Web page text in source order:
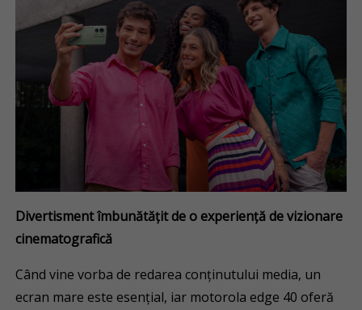
Divertisment îmbunătățit de o experiență de vizionare
cinematografică
Când vine vorba de redarea conținutului media, un
ecran mare este esențial, iar motorola edge 40 oferă